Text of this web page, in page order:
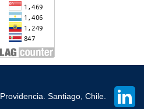
Santiago, Chile.